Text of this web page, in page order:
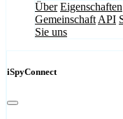
Über Eigenschaften
Gemeinschaft API
Sie uns
iSpyConnect